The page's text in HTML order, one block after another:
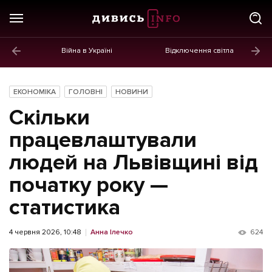
Війна в Україні Відключення світла
Новини
Політика
Економіка
Бізнес
Життя
Культура
Афіша
ЕКОНОМІКА ГОЛОВНІ НОВИНИ
Скільки
працевлаштували
людей на Львівщині від
початку року —
статистика
4 червня 2026, 10:48 Анна Ілечко 624